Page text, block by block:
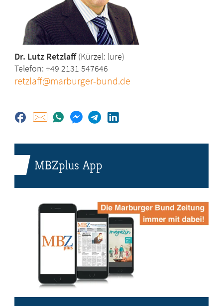
Dr. Lutz Retzlaff(Kürzel: lure)
Telefon: +49 2131 547646
retzlaff@marburger-bund.de
MBZplus App